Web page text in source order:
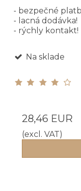
- bezpečné
- lacná dodávka!
- rýchly kontakt!
Na sklade
28,46 EUR
(excl. VAT)